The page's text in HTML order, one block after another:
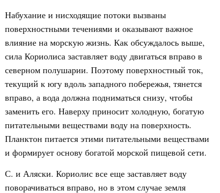
Набухание и нисходящие потоки вызваны
поверхностными течениями и оказывают важное
влияние на морскую жизнь. Как обсуждалось выше,
сила Кориолиса заставляет воду двигаться вправо в
северном полушарии. Поэтому поверхностный ток,
текущий к югу вдоль западного побережья, тянется
вправо, а вода должна подниматься снизу, чтобы
заменить его. Наверху приносит холодную, богатую
питательными веществами воду на поверхность.
Планктон питается этими питательными веществами
и формирует основу богатой морской пищевой сети.
С. и Аляски. Кориолис все еще заставляет воду
поворачиваться вправо, но в этом случае земля